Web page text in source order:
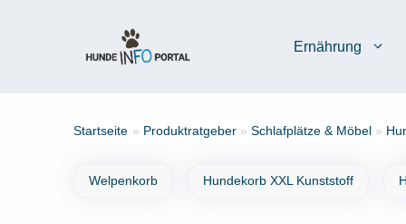
Ernährung
Startseite » Produktratgeber » Schlafplätze & Möbel »
Welpenkorb Hundekorb XXL Kunststoff